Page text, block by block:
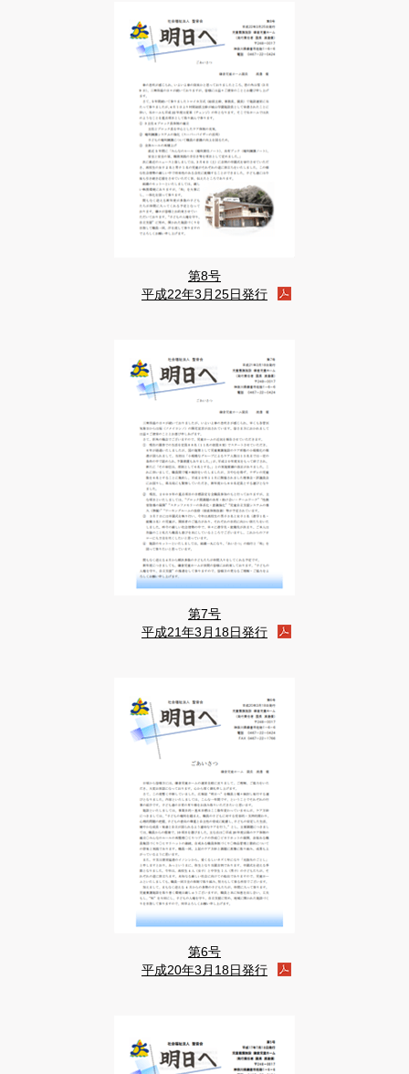
第8号
平成22年3月25日発行
第7号
平成21年3月18日発行
第6号
平成20年3月18日発行